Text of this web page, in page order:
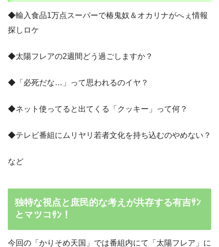
◆輸入食品1万点スーパーで椿鬼奴＆オカリナがへぇ情報
探しロケ
◆太陽フレアの2週間どう過ごしますか？
◆「必死だな…」って思われるのイヤ？
◆ネット使ってると出てくる「クッキー」って何？
◆テレビ番組にムリヤリ若者文化を持ち込むのやめない？
など
独特な視点と庶民的な考えが共存する有吉ｻﾝ
とマツコｻﾝ！
今回の「かりそめ天国」では番組内にて「太陽フレア」に